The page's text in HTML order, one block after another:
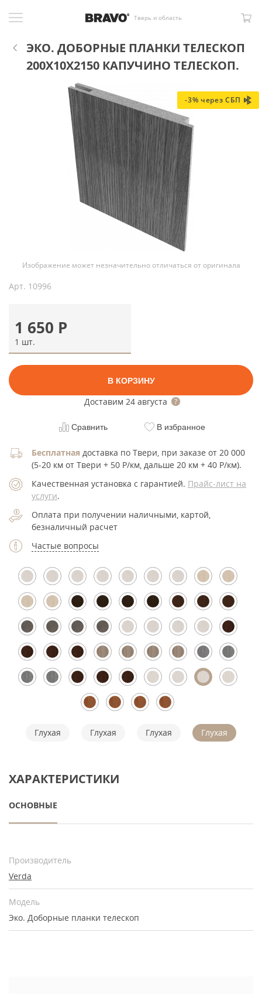
Тверь и область
ЭКО. ДОБОРНЫЕ ПЛАНКИ ТЕЛЕСКОП
200X10X2150 КАПУЧИНО ТЕЛЕСКОП.
-3% через СБП
Изображение может незначительно отличаться от оригинала
Арт. 10996
1 650 Р
1 шт.
В КОРЗИНУ
Доставим 24 августа
Сравнить В избранное
Бесплатная доставка по Твери, при заказе от 20 000
(5-20 км от Твери + 50 Р/км, дальше 20 км + 40 Р/км).
Качественная установка с гарантией. Прайс-лист на
услуги.
Оплата при получении наличными, картой,
безналичный расчет
Частые вопросы
Глухая Глухая Глухая Глухая
ХАРАКТЕРИСТИКИ
ОСНОВНЫЕ
Производитель
Verda
Модель
Эко. Доборные планки телескоп